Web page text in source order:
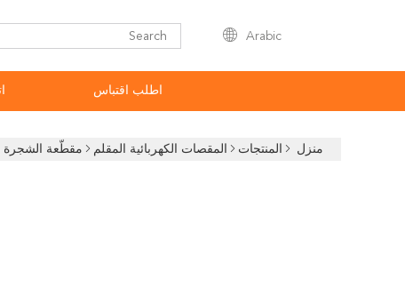
Arabic
اطلب اقتباس
منزل المنتجات المقصات الكهربائية المقلم مقطّعة